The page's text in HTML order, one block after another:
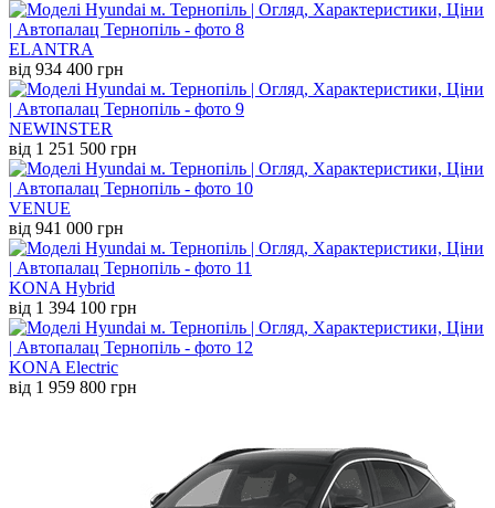
ELANTRA
від 934 400 грн
NEWINSTER
від 1 251 500 грн
VENUE
від 941 000 грн
KONA Hybrid
від 1 394 100 грн
KONA Electric
від 1 959 800 грн